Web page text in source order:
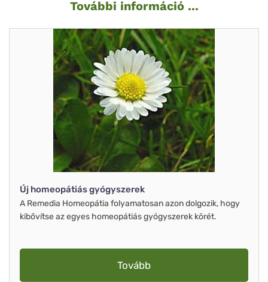
További információ ...
Új homeopátiás gyógyszerek
A Remedia Homeopátia folyamatosan azon dolgozik, hogy
kibővítse az egyes homeopátiás gyógyszerek körét.
Tovább